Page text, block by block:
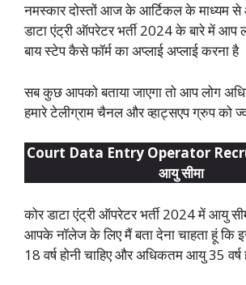
नमस्कार दोस्तों आज के आर्टिकल के माध्यम से
डाटा एंट्री ऑपरेटर भर्ती 2024 के बारे में आप
बाय स्टेप कैसे फॉर्म का अप्लाई अप्लाई करना है
सब कुछ आपको बताया जाएगा तो आप लोग
हमारे टेलीग्राम चैनल और व्हाट्सएप ग्रुप को
Court Data Entry Operator
आयु सीमा
कोर डाटा एंट्री ऑपरेटर भर्ती 2024 में आयु
आपके नॉलेज के लिए मैं बता देना चाहता हूं कि
18 वर्ष होनी चाहिए और अधिकतम आयु 35 वर्ष